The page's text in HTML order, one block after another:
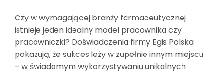
Czy w wymagającej branży farmaceutycznej
istnieje jeden idealny model pracownika czy
pracowniczki? Doświadczenia firmy Egis Polska
pokazują, że sukces leży w zupełnie innym miejscu
– w świadomym wykorzystywaniu unikalnych